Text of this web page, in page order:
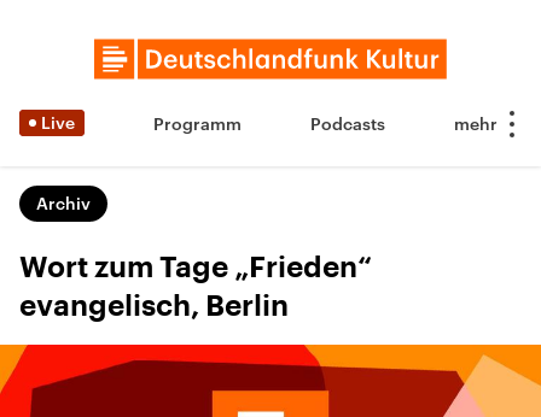
Live Programm Podcasts
Archiv
Wort zum Tage „Frieden“
evangelisch, Berlin